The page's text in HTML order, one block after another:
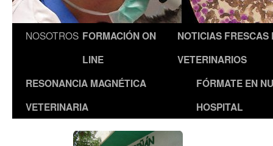
NOSOTROS FORMACIÓN ON
LINE
NOTICIAS FRESCAS
VETERINARIOS
RESONANCIA MAGNÉTICA
VETERINARIA
FÓRMATE EN
HOSPITAL